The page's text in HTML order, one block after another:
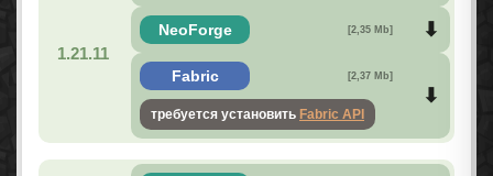
1.21.11
NeoForge [2,35 Mb]
Fabric [2,37 Mb]
требуется установить Fabric API